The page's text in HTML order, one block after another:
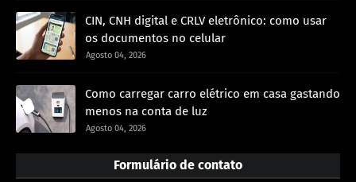
CIN, CNH digital e CRLV eletrônico: como usar
os documentos no celular
Agosto 04, 2026
Como carregar carro elétrico em casa gastando
menos na conta de luz
Agosto 04, 2026
Formulário de contato